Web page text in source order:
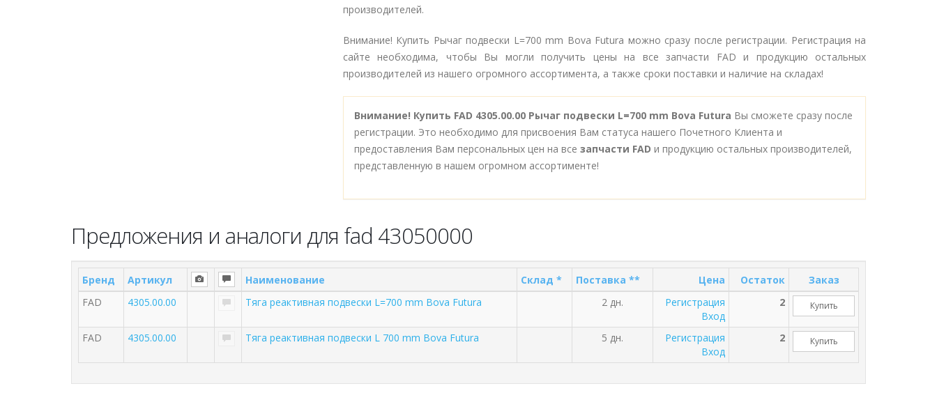
производителей.
Внимание! Купить Рычаг подвески L=700 mm Bova Futura можно сразу после регистрации. Регистрация на
сайте необходима, чтобы Вы могли получить цены на все запчасти FAD и продукцию остальных
производителей из нашего огромного ассортимента, а также сроки поставки и наличие на складах!
Внимание! Купить FAD 4305.00.00 Рычаг подвески L=700 mm Bova Futura Вы сможете сразу после
регистрации. Это необходимо для присвоения Вам статуса нашего Почетного Клиента и
предоставления Вам персональных цен на все запчасти FAD и продукцию остальных производителей,
представленную в нашем огромном ассортименте!
Предложения и аналоги для fad 43050000
Бренд Артикул Наименование Склад * Поставка ** Цена Остаток
Заказ
FAD
4305.00.00 Тяга реактивная подвески L=700 mm Bova Futura 2 дн.
Регистрация
Вход
2 Купить
FAD 4305.00.00 Тяга реактивная подвески L 700 mm Bova Futura 5 дн.
Регистрация
Вход
2 Купить